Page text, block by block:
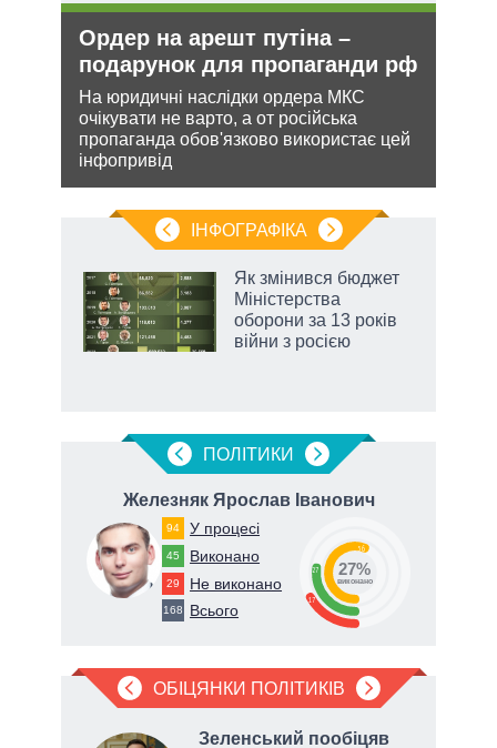
Ордер на арешт путіна –
подарунок для пропаганди рф
На юридичні наслідки ордера МКС
очікувати не варто, а от російська
пропаганда обов'язково використає цей
інфопривід
ІНФОГРАФІКА
Як змінився бюджет
Міністерства
оборони за 13 років
війни з росією
ПОЛIТИКИ
Железняк Ярослав Іванович
94 У процесі
45 Виконано
29 Не виконано
168 Всього
17
27
56
27%
виконано
ОБІЦЯНКИ ПОЛІТИКІВ
Зеленський пообіцяв